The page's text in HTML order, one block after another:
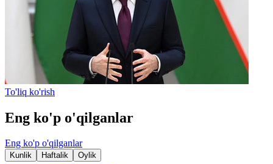
To'liq ko'rish
Eng ko'p o'qilganlar
Eng ko'p o'qilganlar
Kunlik Haftalik Oylik